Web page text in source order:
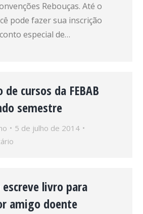
Rebouças. Até o
pode fazer sua inscrição
especial de…
cursos da FEBAB
semestre
5 de julho de 2014
escreve livro para
amigo doente